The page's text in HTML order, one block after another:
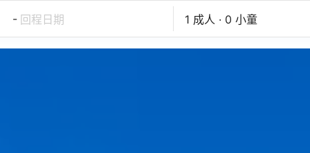
- 回程日期 1 成人 · 0 小童